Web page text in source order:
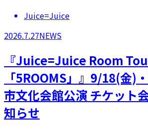
Juice=Juice
2026.7.27NEWS
『Juice=Juice Room
「5ROOMS」』9/18(金)
市文化会館公演 チケット
知らせ